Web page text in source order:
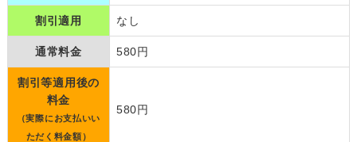
割引適用 なし
通常料金 580円
割引等適用後の
料金
（実際にお支払いい
ただく料金額）
580円